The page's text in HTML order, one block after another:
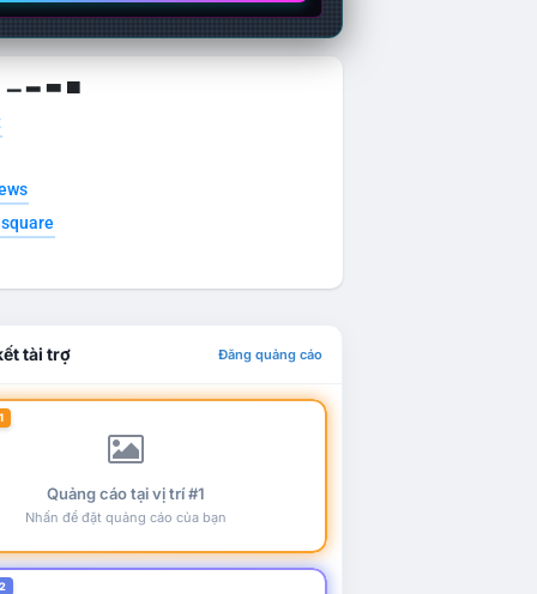
▁ ▂ ▃ ▄
tài trợ Đăng quảng cáo
Quảng cáo tại vị trí #1
Nhấn để đặt quảng cáo của bạn